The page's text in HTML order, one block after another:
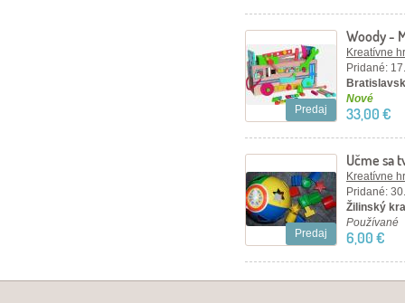
Predaj
Woody -
Kreatívne
Pridané:
Nové
33,00 €
Predaj
Učme sa
Kreatívne
Pridané:
Žilinský
Používané
6,00 €